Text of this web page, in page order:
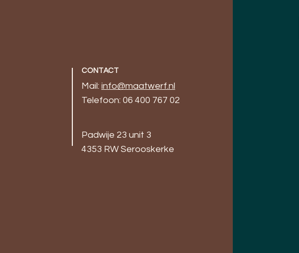
CONTACT
Mail: info@maatwerf.nl
Telefoon: 06 400 767 02
Padwije 23 unit 3
4353 RW Serooskerke